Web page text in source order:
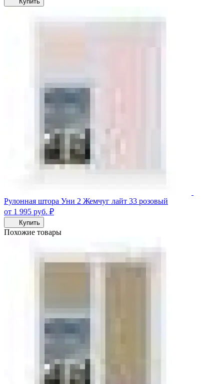
Рулонная штора Уни 2 Жемчуг лайт 33 розовый
от 1 995 руб. ₽
Купить
Похожие товары